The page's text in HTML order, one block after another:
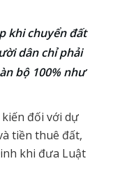
khi chuyển đất
dân chỉ phải
bộ 100% như
đối với dự
tiền thuê đất,
khi đưa Luật